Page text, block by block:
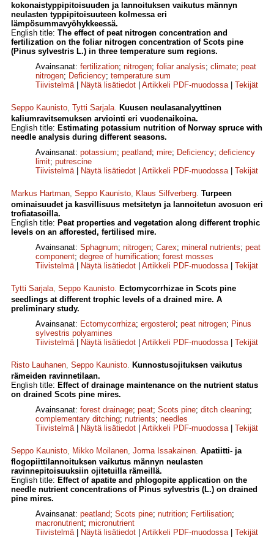
kokonaistyppipitoisuuden ja lannoituksen vaikutus männyn
neulasten typpipitoisuuteen kolmessa eri
lämpösummavyöhykkeessä.
English title: The effect of peat nitrogen concentration and
fertilization on the foliar nitrogen concentration of Scots pine
(Pinus sylvestris L.) in three temperature sum regions.
Avainsanat: fertilization; nitrogen; foliar analysis; climate; peat
nitrogen; Deficiency; temperature sum
Tiivistelmä| Näytä lisätiedot Artikkeli PDF-muodossa| Tekijät
Seppo Kaunisto, Tytti Sarjala. Kuusen neulasanalyyttinen
kaliumravitsemuksen arviointi eri vuodenaikoina.
English title: Estimating potassium nutrition of Norway spruce with
needle analysis during different seasons.
Avainsanat: potassium; peatland; mire; Deficiency; deficiency
limit; putrescine
Tiivistelmä| Näytä lisätiedot Artikkeli PDF-muodossa| Tekijät
Markus Hartman, Seppo Kaunisto, Klaus Silfverberg. Turpeen
ominaisuudet ja kasvillisuus metsitetyn ja lannoitetun avosuon eri
trofiatasoilla.
English title: Peat properties and vegetation along different trophic
levels on an afforested, fertilised mire.
Avainsanat: Sphagnum; nitrogen; Carex; mineral nutrients; peat
component; degree of humification; forest mosses
Tiivistelmä| Näytä lisätiedot Artikkeli PDF-muodossa| Tekijät
Tytti Sarjala, Seppo Kaunisto. Ectomycorrhizae in Scots pine
seedlings at different trophic levels of a drained mire. A
preliminary study.
Avainsanat: Ectomycorrhiza; ergosterol ; peat nitrogen; Pinus
sylvestris polyamines
Tiivistelmä| Näytä lisätiedot Artikkeli PDF-muodossa| Tekijät
Risto Lauhanen, Seppo Kaunisto. Kunnostusojituksen vaikutus
rämeiden ravinnetilaan.
English title: Effect of drainage maintenance on the nutrient status
on drained Scots pine mires.
Avainsanat: forest drainage; peat; Scots pine; ditch cleaning;
complementary ditching; nutrients; needles
Tiivistelmä| Näytä lisätiedot Artikkeli PDF-muodossa| Tekijät
Seppo Kaunisto, Mikko Moilanen, Jorma Issakainen. Apatiitti- ja
flogopiittilannoituksen vaikutus männyn neulasten
ravinnepitoisuuksiin ojitetuilla rämeillä.
English title: Effect of apatite and phlogopite application on the
needle nutrient concentrations of Pinus sylvestris (L.) on drained
pine mires.
Avainsanat: peatland; Scots pine; nutrition; Fertilisation;
macronutrient; micronutrient
Tiivistelmä| Näytä lisätiedot Artikkeli PDF-muodossa| Tekijät